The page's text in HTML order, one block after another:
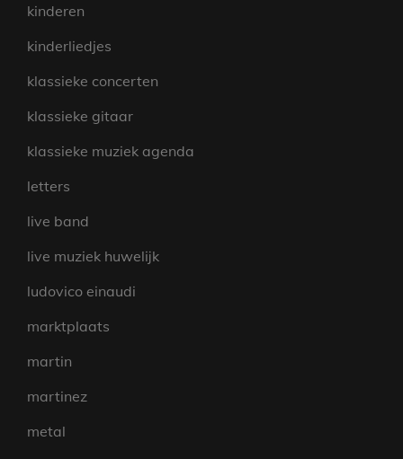
kinderen
kinderliedjes
klassieke concerten
klassieke gitaar
klassieke muziek agenda
letters
live band
live muziek huwelijk
ludovico einaudi
marktplaats
martin
martinez
metal